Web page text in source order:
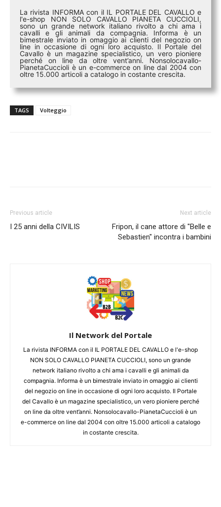
La rivista INFORMA con il IL PORTALE DEL CAVALLO e
l'e-shop NON SOLO CAVALLO PIANETA CUCCIOLI,
sono un grande network italiano rivolto a chi ama i
cavalli e gli animali da compagnia. Informa è un
bimestrale inviato in omaggio ai clienti del negozio on
line in occasione di ogni loro acquisto. Il Portale del
Cavallo è un magazine specialistico, un vero pioniere
perché on line da oltre vent’anni. Nonsolocavallo-
PianetaCuccioli è un e-commerce on line dal 2004 con
oltre 15.000 articoli a catalogo in costante crescita.
TAGS Volteggio
Previous article
I 25 anni della CIVILIS
Next article
Fripon, il cane attore di "Belle e
Sebastien" incontra i bambini
Il Network del Portale
La rivista INFORMA con il IL PORTALE DEL CAVALLO e l'e-shop
NON SOLO CAVALLO PIANETA CUCCIOLI, sono un grande
network italiano rivolto a chi ama i cavalli e gli animali da
compagnia. Informa è un bimestrale inviato in omaggio ai clienti
del negozio on line in occasione di ogni loro acquisto. Il Portale
del Cavallo è un magazine specialistico, un vero pioniere perché
on line da oltre vent’anni. Nonsolocavallo-PianetaCuccioli è un
e-commerce on line dal 2004 con oltre 15.000 articoli a catalogo
in costante crescita.